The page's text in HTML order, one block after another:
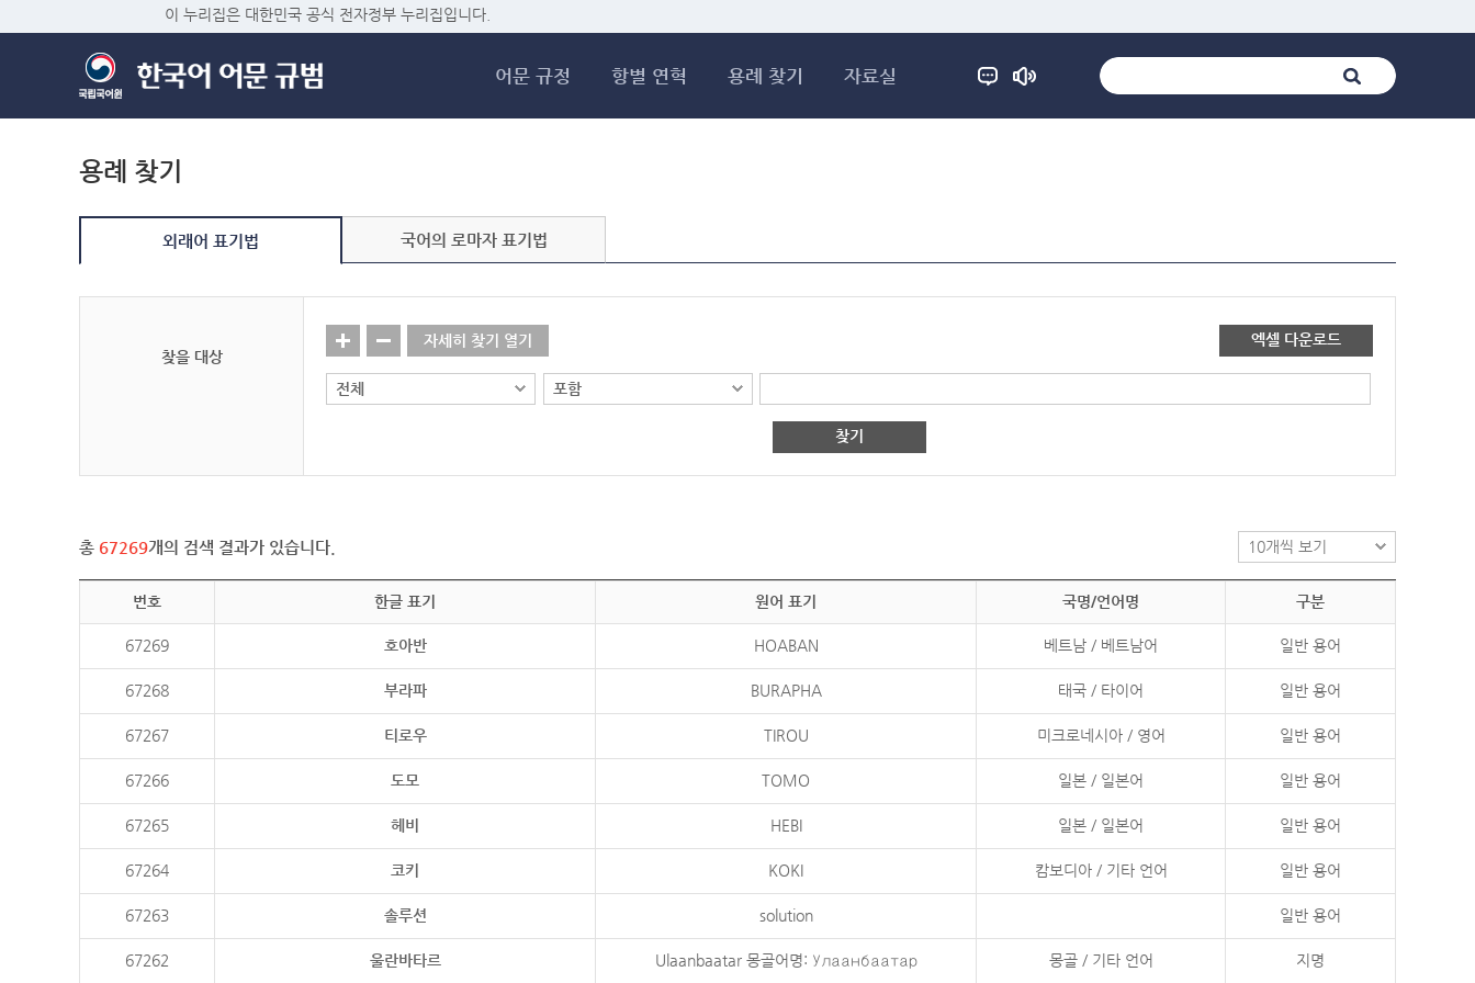
이 누리집은 대한민국 공식 전자정부 누리집입니다.
어문 규정 항별 연혁 용례 찾기 자료실
용례 찾기
외래어 표기법 국어의 로마자 표기법
찾을 대상
자세히 찾기 열기 엑셀 다운로드
찾기
총 67269개의 검색 결과가 있습니다.
번호 한글 표기 원어 표기 국명/언어명 구분
67269 호아반 HOABAN 베트남 / 베트남어 일반 용어
67268 부라파 BURAPHA 태국 / 타이어 일반 용어
67267 티로우 TIROU 미크로네시아 / 영어 일반 용어
67266 도모 TOMO 일본 / 일본어 일반 용어
67265 헤비 HEBI 일본 / 일본어 일반 용어
67264 코키 KOKI 캄보디아 / 기타 언어 일반 용어
67263 솔루션 solution 일반 용어
67262 울란바타르 Ulaanbaatar 몽골어명: Улаанбаатар 몽골 / 기타 언어 지명